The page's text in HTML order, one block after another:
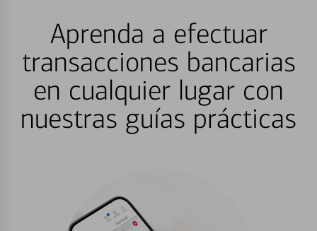
Aprenda a efectuar
transacciones bancarias
en cualquier lugar con
nuestras guías prácticas